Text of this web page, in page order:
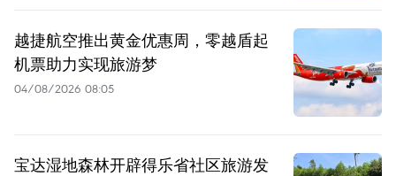
越捷航空推出黄金优惠周，零越盾起
机票助力实现旅游梦
04/08/2026 08:05
宝达湿地森林开辟得乐省社区旅游发